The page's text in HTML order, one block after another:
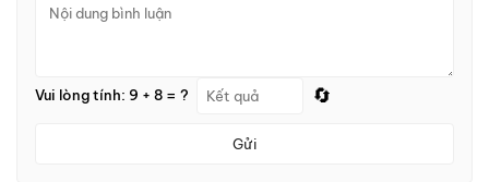
Vui lòng tính: 9 + 8 = ? 🔄
Gửi